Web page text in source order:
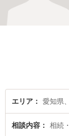
エリア 愛知県
相談内容 相続